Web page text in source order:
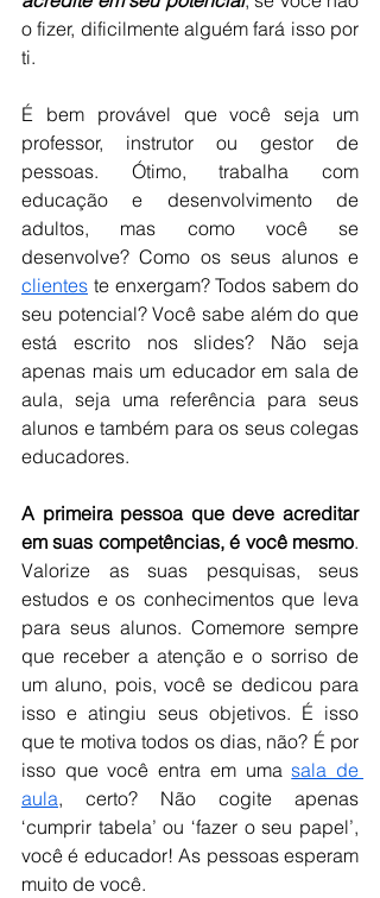
o fizer, dificilmente alguém fará isso por
ti.
É bem provável que você seja um
professor, instrutor ou gestor de
pessoas. Ótimo, trabalha com
educação e desenvolvimento de
adultos, mas como você se
clientes te enxergam? Todos sabem do
seu potencial? Você sabe além do que
está escrito nos slides? Não seja
apenas mais um educador em sala de
aula, seja uma referência para seus
alunos e também para os seus colegas
educadores.
A primeira pessoa que deve acreditar
em suas competências, é você mesmo.
Valorize as suas pesquisas, seus
estudos e os conhecimentos que leva
para seus alunos. Comemore sempre
que receber a atenção e o sorriso de
um aluno, pois, você se dedicou para
isso e atingiu seus objetivos. É isso
que te motiva todos os dias, não? É por
isso que você entra em uma sala de
aula, certo? Não cogite apenas
‘cumprir tabela’ ou ‘fazer o seu papel’,
você é educador! As pessoas esperam
muito de você.